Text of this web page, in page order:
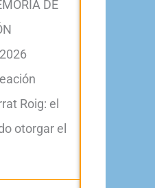
DE
Roig: el
otorgar el